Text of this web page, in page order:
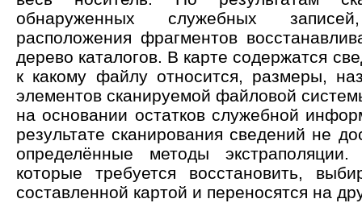
обнаруженных служебных
расположения фрагментов
дерево каталогов. В карте содержатся
к какому файлу относится, размеры,
элементов сканируемой файловой
на основании остатков служебной
результате сканирования сведений не
определённые методы
которые требуется восстановить,
составленной картой и переносятся на